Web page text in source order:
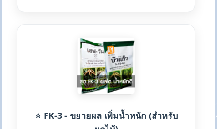
⭐ FK-3 - ขยายผล เพิ่มน้ำหนัก (สำหรับ